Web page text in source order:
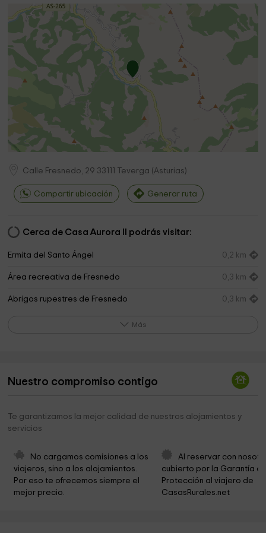
Calle Fresnedo, 29 33111 Teverga (Asturias)
Compartir ubicación Generar ruta
Cerca de Casa Aurora II podrás visitar:
Ermita del Santo Ángel 0,2 km
Área recreativa de Fresnedo 0,3 km
Abrigos rupestres de Fresnedo 0,3 km
Área Recreativa Cueva Huerta
Área recreativa del Cébrano 2,4 km
Ermita de San José
Iglesia y Cementerio de San Justo
Ermita de Santa Apolonia
Ermita Virgen de Lourdes 3,9 km
Más
Nuestro compromiso contigo
Te garantizamos la mejor calidad de nuestros alojamientos y
servicios
No cargamos comisiones a los
viajeros, sino a los alojamientos.
Por eso te ofrecemos siempre el
mejor precio.
Al reservar con
cubierto por la Garantía
Protección al viajero de
CasasRurales.net